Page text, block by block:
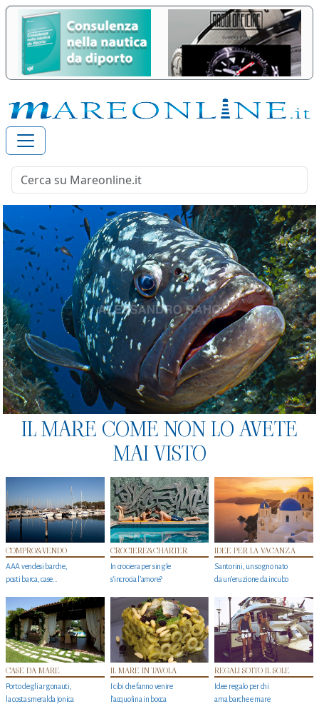
IL MARE COME NON LO AVETE
MAI VISTO
COMPRO&VENDO
AAA vendesi barche,
posti barca, case…
CROCIERE&CHARTER
In crociera per single
s'incrocia l’amore?
IDEE PER LA VACANZA
Santorini, un sogno nato
da un’eruzione da incubo
CASE DA MARE
Porto degli argonauti,
la costa smeralda jonica
IL MARE IN TAVOLA
I cibi che fanno venire
l’acquolina in bocca
REGALI SOTTO IL SOLE
Idee regalo per chi
ama barche e mare